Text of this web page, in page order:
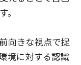
。
向きな視点で捉
境に対する認識